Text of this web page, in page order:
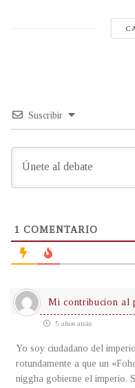
Suscribir
1 COMENTARIO
Mi contribucion al
5 años atrás
Yo soy ciudadano del
rotundamente a que un
niggha gobierne el imperio.